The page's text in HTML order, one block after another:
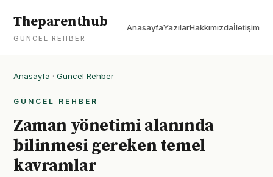
Theparenthub
GÜNCEL REHBER
AnasayfaYazılarHakkımızdaİletişim
Anasayfa · Güncel Rehber
GÜNCEL REHBER
Zaman yönetimi alanında
bilinmesi gereken temel
kavramlar